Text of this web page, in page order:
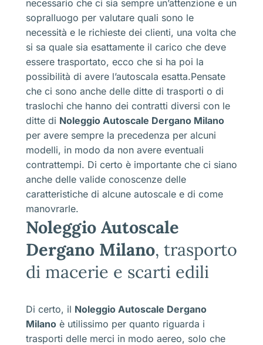
necessario che ci sia sempre un’attenzione e un
sopralluogo per valutare quali sono le
necessità e le richieste dei clienti, una volta che
si sa quale sia esattamente il carico che deve
essere trasportato, ecco che si ha poi la
possibilità di avere l’autoscala esatta.Pensate
che ci sono anche delle ditte di trasporti o di
traslochi che hanno dei contratti diversi con le
ditte di Noleggio Autoscale Dergano Milano
per avere sempre la precedenza per alcuni
modelli, in modo da non avere eventuali
contrattempi. Di certo è importante che ci siano
anche delle valide conoscenze delle
caratteristiche di alcune autoscale e di come
manovrarle.
Noleggio Autoscale
Dergano Milano, trasporto
di macerie e scarti edili
Di certo, il Noleggio Autoscale Dergano
Milano è utilissimo per quanto riguarda i
trasporti delle merci in modo aereo, solo che